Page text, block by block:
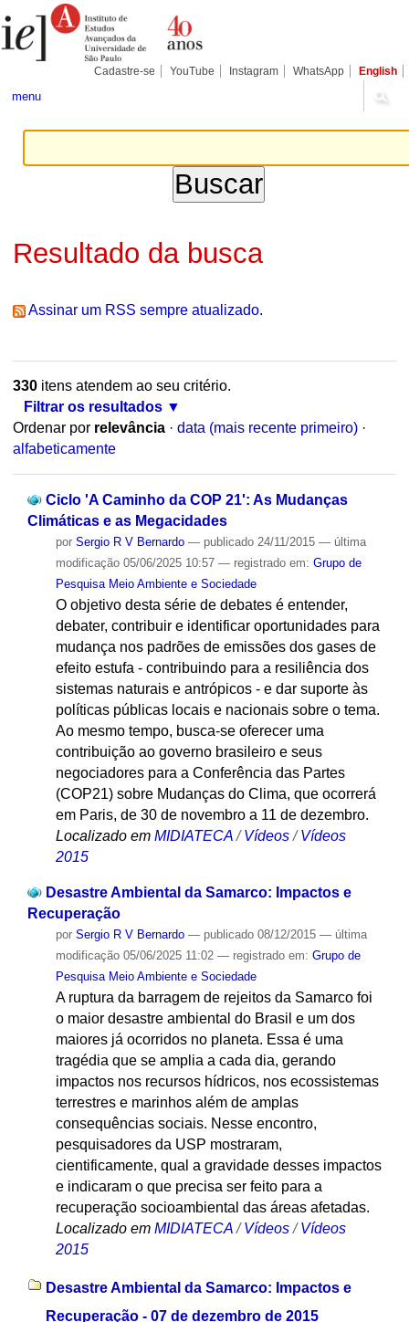
para
conteúdo.
Pessoais
Cadastre-se YouTube Instagram WhatsApp English
menu
Resultado da busca
Assinar um RSS sempre atualizado.
330itens atendem ao seu critério.
Filtrar os resultados
Ordenar por relevância · data (mais recente primeiro) ·
alfabeticamente
Ciclo 'A Caminho da COP 21': As Mudanças
Climáticas e as Megacidades
por Sergio R V Bernardo — publicado24/11/2015 — última
modificação05/06/2025 10:57 — registrado em: Grupo de
Pesquisa Meio Ambiente e Sociedade
O objetivo desta série de debates é entender,
debater, contribuir e identificar oportunidades para
mudança nos padrões de emissões dos gases de
efeito estufa - contribuindo para a resiliência dos
sistemas naturais e antrópicos - e dar suporte às
políticas públicas locais e nacionais sobre o tema.
Ao mesmo tempo, busca-se oferecer uma
contribuição ao governo brasileiro e seus
negociadores para a Conferência das Partes
(COP21) sobre Mudanças do Clima, que ocorrerá
em Paris, de 30 de novembro a 11 de dezembro.
Localizado em MIDIATECA /Vídeos /Vídeos
2015
Desastre Ambiental da Samarco: Impactos e
Recuperação
por Sergio R V Bernardo — publicado08/12/2015 — última
modificação05/06/2025 11:02 — registrado em: Grupo de
Pesquisa Meio Ambiente e Sociedade
A ruptura da barragem de rejeitos da Samarco foi
o maior desastre ambiental do Brasil e um dos
maiores já ocorridos no planeta. Essa é uma
tragédia que se amplia a cada dia, gerando
impactos nos recursos hídricos, nos ecossistemas
terrestres e marinhos além de amplas
consequências sociais. Nesse encontro,
pesquisadores da USP mostraram,
cientificamente, qual a gravidade desses impactos
e indicaram o que precisa ser feito para a
recuperação socioambiental das áreas afetadas.
Localizado em MIDIATECA /Vídeos /Vídeos
2015
Desastre Ambiental da Samarco: Impactos e
Recuperação - 07 de dezembro de 2015